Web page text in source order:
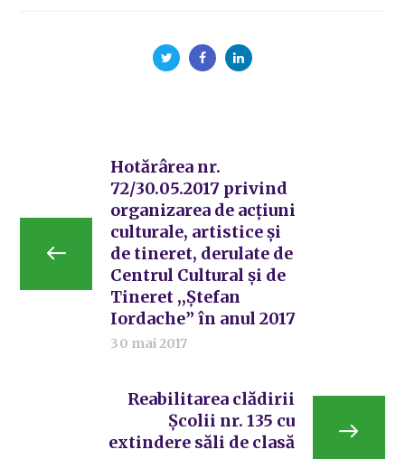
Hotărârea nr.
72/30.05.2017 privind
organizarea de acțiuni
culturale, artistice și
de tineret, derulate de
Centrul Cultural și de
Tineret ,,Ștefan
Iordache” în anul 2017
30 mai 2017
Reabilitarea clădirii
Școlii nr. 135 cu
extindere săli de clasă